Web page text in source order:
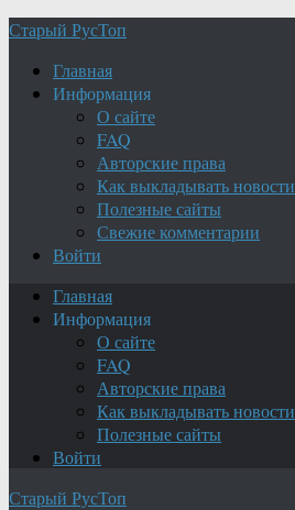
Старый РусТоп
Главная
Информация
О сайте
FAQ
Авторские права
Как выкладывать новости
Полезные сайты
Свежие комментарии
Войти
Главная
Информация
О сайте
FAQ
Авторские права
Как выкладывать новости
Полезные сайты
Войти
Старый РусТоп